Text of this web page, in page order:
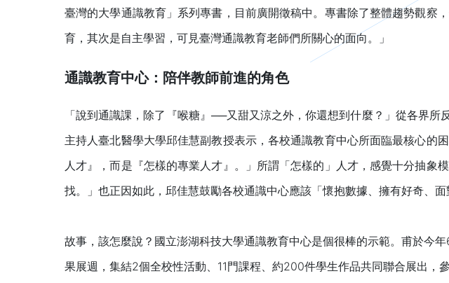
臺灣的大學通識教育」系列專書，目前廣開徵稿中。專書除了整體趨勢觀察
育，其次是自主學習，可見臺灣通識教育老師們所關心的面向。」
通識教育中心：陪伴教師前進的角色
「說到通識課，除了『喉糖』──又甜又涼之外，你還想到什麼？」從各界
主持人臺北醫學大學邱佳慧副教授表示，各校通識教育中心所面臨最核心
人才』，而是『怎樣的專業人才』。」所謂「怎樣的」人才，感覺十分抽
找。」也正因如此，邱佳慧鼓勵各校通識中心應該「懷抱數據、擁有好奇、
故事，該怎麼說？國立澎湖科技大學通識教育中心是個很棒的示範。甫於
果展週，集結2個全校性活動、11門課程、約200件學生作品共同聯合展出